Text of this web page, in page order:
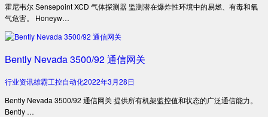
霍尼韦尔 Sensepoint XCD 气体探测器 监测潜在爆炸性环境中的易燃、有毒和氧
气危害。 Honeyw…
Bently Nevada 3500/92 通信网关
行业资讯雄霸工控自动化2022年3月28日
Bently Nevada 3500/92 通信网关 提供所有机架监控值和状态的广泛通信能力。
Bently …